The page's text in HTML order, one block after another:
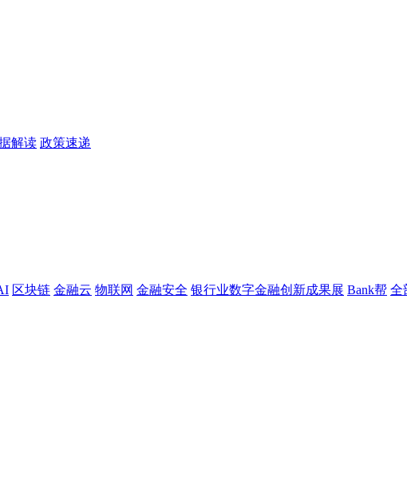
解读 政策速递
区块链 金融云 物联网 金融安全 银行业数字金融创新成果展 Bank帮 全